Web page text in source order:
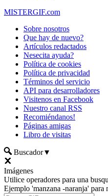
MISTERGIF.com
Sobre nosotros
Que hay de nuevo?
Artículos redactados
Nesecita ayuda?
Política de cookies
Política de privacidad
Términos del servicio
API para desarrolladores
Visitenos en Facebook
Nuestro canal RSS
Recomiéndanos!
Páginas amigas
Libro de visitas
Buscador▼
Imágenes
Utilice operadores para una
Ejemplo 'manzana -naranja' para